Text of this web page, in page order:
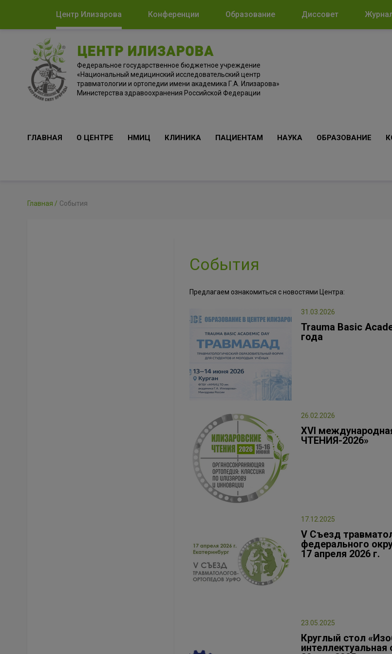
Центр Илизарова Конференции Образование Диссовет
ЦЕНТР ИЛИЗАРОВА
Федеральное государственное бюджетное учреждение
«Национальный медицинский исследовательский центр
травматологии и ортопедии имени академика Г.А. Илизарова»
Министерства здравоохранения Российской Федерации
ГЛАВНАЯ О ЦЕНТРЕ НМИЦ КЛИНИКА ПАЦИЕНТАМ НАУКА ОБРАЗОВАНИЕ
Главная События
События
Предлагаем ознакомиться с новостями Центра:
31.03.2026
Trauma Basic
года
26.02.2026
XVI
ЧТЕНИЯ-2026»
17.12.2025
V Съезд
федерального
17 апреля 2026 г.
23.05.2025
Круглый стол
интеллектуальная